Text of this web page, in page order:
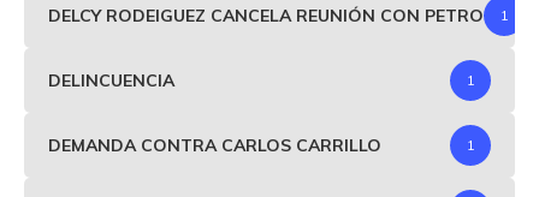
DELCY RODEIGUEZ CANCELA REUNIÓN CON PETRO 1
DELINCUENCIA 1
DEMANDA CONTRA CARLOS CARRILLO 1